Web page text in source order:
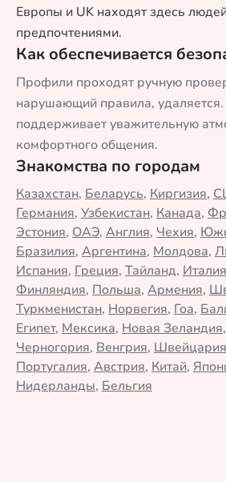
Европы и UK находят здесь
предпочтениями.
Как обеспечивается
Профили проходят ручную
нарушающий правила, удаляется.
поддерживает уважительную
комфортного общения.
Знакомства по городам
Казахстан, Беларусь, Киргизия,
Германия, Узбекистан, Канада,
Эстония, ОАЭ, Англия, Чехия,
Бразилия, Аргентина, Молдова,
Испания, Греция, Тайланд, Италия
Финляндия, Польша, Армения,
Туркменистан, Норвегия, Гоа,
Египет, Мексика, Новая Зеландия,
Черногория, Венгрия, Швейцария
Португалия, Австрия, Китай,
Нидерланды, Бельгия